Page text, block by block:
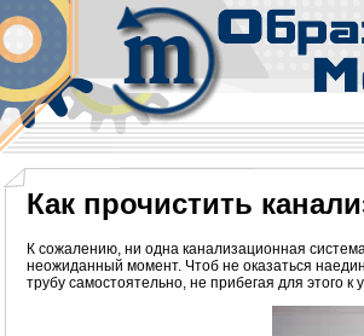
Как прочистить
К сожалению, ни одна канализационная
неожиданный момент. Чтоб не оказаться
трубу самостоятельно, не прибегая для этого